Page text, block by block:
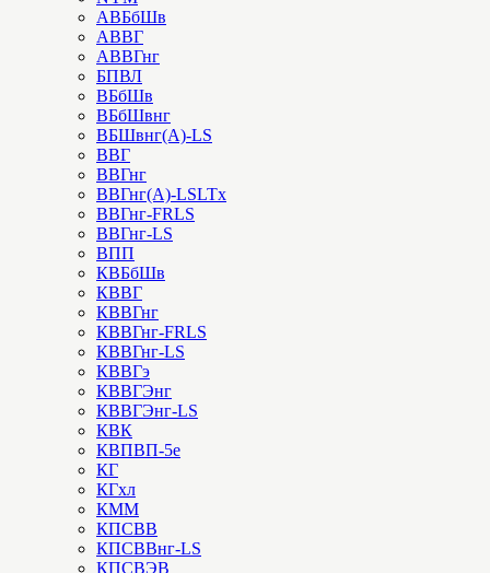
АВБбШв
АВВГ
АВВГнг
БПВЛ
ВБбШв
ВБбШвнг
ВБШвнг(А)-LS
ВВГ
ВВГнг
ВВГнг(А)-LSLTx
ВВГнг-FRLS
ВВГнг-LS
ВПП
КВБбШв
КВВГ
КВВГнг
КВВГнг-FRLS
КВВГнг-LS
КВВГэ
КВВГЭнг
КВВГЭнг-LS
КВК
КВПВП-5е
КГ
КГхл
КММ
КПСВВ
КПСВВнг-LS
КПСВЭВ